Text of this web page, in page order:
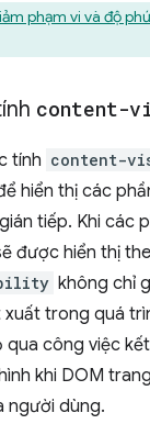
phạm vi và độ
tính content-
hiển thị các
tiếp. Khi các
được hiển thị
không chỉ
trong quá
qua công việc
khi DOM
người dùng.